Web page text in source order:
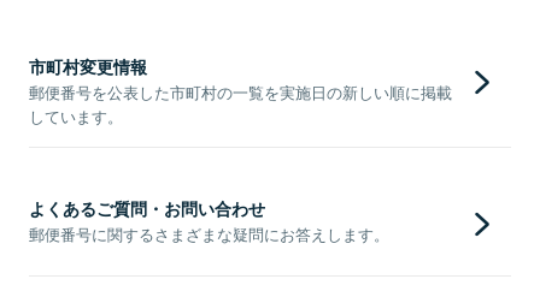
市町村変更情報
郵便番号を公表した市町村の一覧を実施日の新しい順に掲載
しています。
よくあるご質問・お問い合わせ
郵便番号に関するさまざまな疑問にお答えします。